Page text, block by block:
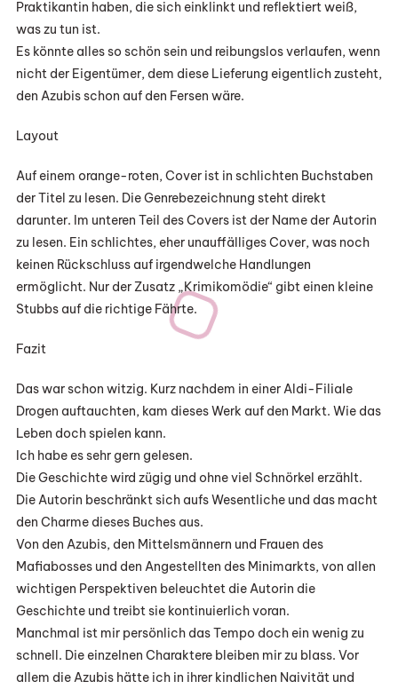
Praktikantin haben, die sich einklinkt und reflektiert weiß,
was zu tun ist.
Es könnte alles so schön sein und reibungslos verlaufen, wenn
nicht der Eigentümer, dem diese Lieferung eigentlich zusteht,
den Azubis schon auf den Fersen wäre.
Layout
Auf einem orange-roten, Cover ist in schlichten Buchstaben
der Titel zu lesen. Die Genrebezeichnung steht direkt
darunter. Im unteren Teil des Covers ist der Name der Autorin
zu lesen. Ein schlichtes, eher unauffälliges Cover, was noch
keinen Rückschluss auf irgendwelche Handlungen
ermöglicht. Nur der Zusatz „Krimikomödie“ gibt einen kleine
Stubbs auf die richtige Fährte.
Fazit
Das war schon witzig. Kurz nachdem in einer Aldi-Filiale
Drogen auftauchten, kam dieses Werk auf den Markt. Wie das
Leben doch spielen kann.
Ich habe es sehr gern gelesen.
Die Geschichte wird zügig und ohne viel Schnörkel erzählt.
Die Autorin beschränkt sich aufs Wesentliche und das macht
den Charme dieses Buches aus.
Von den Azubis, den Mittelsmännern und Frauen des
Mafiabosses und den Angestellten des Minimarkts, von allen
wichtigen Perspektiven beleuchtet die Autorin die
Geschichte und treibt sie kontinuierlich voran.
Manchmal ist mir persönlich das Tempo doch ein wenig zu
schnell. Die einzelnen Charaktere bleiben mir zu blass. Vor
allem die Azubis hätte ich in ihrer kindlichen Naivität und